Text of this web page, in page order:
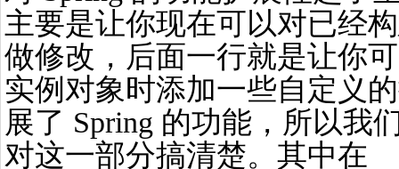
主要是让你现在可以对已经
做修改，后面一行就是让你
实例对象时添加一些自定义
展了 Spring 的功能，所以我
对这一部分搞清楚。其中在